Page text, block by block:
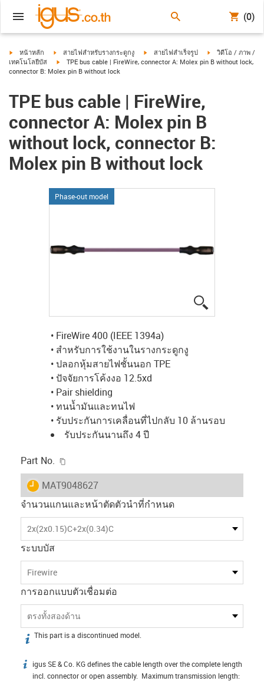
(0)
igus-icon-arrow-right
หน้าหลัก igus-icon-arrow-right
สายไฟสำหรับรางกระดูกงู igus-icon-arrow-right
สายไฟสำเร็จรูป igus-icon-arrow-
วิดีโอ / ภาพ /
เทคโนโลยีบัส
igus-icon-arrow-right
TPE bus cable | FireWire, connector A: Molex pin B without lock,
connector B: Molex pin B without lock
TPE bus cable | FireWire,
connector A: Molex pin B
without lock, connector B:
Molex pin B without lock
Phase-out model
• FireWire 400 (IEEE 1394a)
• สำหรับการใช้งานในรางกระดูกงู
• ปลอกหุ้มสายไฟชั้นนอก TPE
• ปัจจัยการโค้งงอ 12.5xd
• Pair shielding
• ทนน้ำมันและทนไฟ
• รับประกันการเคลื่อนที่ไปกลับ 10 ล้านรอบ
รับประกันนานถึง 4 ปี
Part No.
igus-icon-lieferzeit
MAT9048627
จำนวนแกนและหน้าตัดตัวนำที่กำหนด
2x(2x0.15)C+2x(0.34)C
ระบบบัส
Firewire
การออกแบบตัวเชื่อมต่อ
ตรงทั้งสองด้าน
igus-icon-info
This part is a discontinued model.
igus-icon-info
igus SE & Co. KG defines the cable length over the complete length
incl. connector or open assembly. Maximum transmission length: